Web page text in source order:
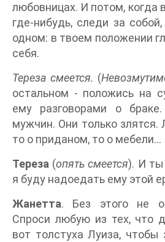
любовницах. И потом, когда
где-нибудь, следи за
одном: в твоем положении
себя.
Тереза смеется. (
остальном - положись на
ему разговорами о
мужчин. Они только
то о приданом, то о мебели...
Тереза (опять смеется). И ты
я буду надоедать ему этой
Жанетта. Без этого не
Спроси любую из тех, что
вот толстуха Луиза, чтобы